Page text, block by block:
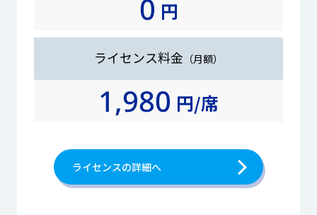
円
ライセンス料金 （月額）
1,980 円/席
ライセンスの詳細へ